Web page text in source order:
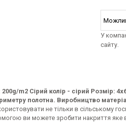
У
сайту.
200g/m2 Сірий колір - сірий Розмір:
полотна. Виробництво
не тільки в сільському
ви можете зробити накриття яке